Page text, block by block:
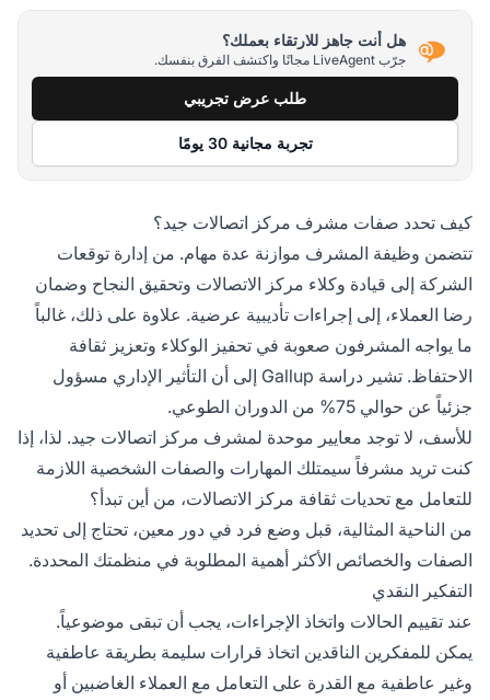
هل أنت جاهز للارتقاء بعملك؟
جرّب LiveAgent مجانًا واكتشف الفرق بنفسك.
طلب عرض تجريبي
تجربة مجانية 30 يومًا
كيف تحدد صفات مشرف مركز اتصالات جيد؟
تتضمن وظيفة المشرف موازنة عدة مهام. من إدارة توقعات
الشركة إلى قيادة وكلاء مركز الاتصالات وتحقيق النجاح وضمان
رضا العملاء، إلى إجراءات تأديبية عرضية. علاوة على ذلك، غالباً
ما يواجه المشرفون صعوبة في تحفيز الوكلاء وتعزيز ثقافة
الاحتفاظ. تشير دراسة Gallup
إلى أن التأثير الإداري مسؤول
جزئياً عن حوالي 75% من الدوران الطوعي.
للأسف، لا توجد معايير موحدة لمشرف مركز اتصالات جيد. لذا، إذا
كنت تريد مشرفاً سيمتلك المهارات والصفات الشخصية اللازمة
للتعامل مع تحديات ثقافة مركز الاتصالات، من أين تبدأ؟
من الناحية المثالية، قبل وضع فرد في دور معين، تحتاج إلى تحديد
الصفات والخصائص الأكثر أهمية المطلوبة في منظمتك المحددة.
التفكير النقدي
عند تقييم الحالات واتخاذ الإجراءات، يجب أن تبقى موضوعياً.
يمكن للمفكرين الناقدين اتخاذ قرارات سليمة بطريقة عاطفية
وغير عاطفية مع القدرة على التعامل مع العملاء الغاضبين أو